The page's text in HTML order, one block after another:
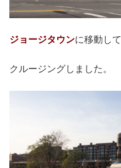
ジョージタウンに移動して
クルージングしました。